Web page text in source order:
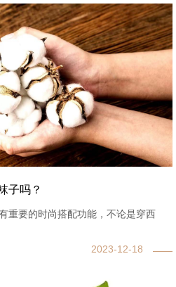
子吗？
重要的时尚搭配功能，不论是穿西
2023-12-18